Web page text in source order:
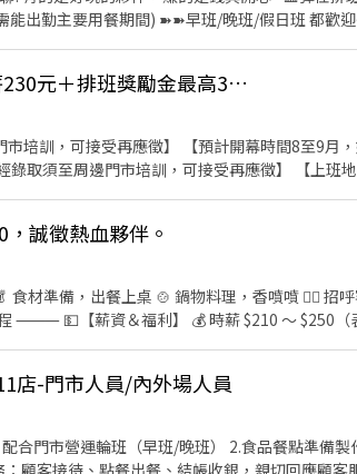
能出勤主要用餐期間) ➽➽早班/晚班/假日班 都歡
，時薪最高可達210元以上 。 4.無經驗可 🔺上班地點(以下我們
市信義區莊敬路182號 (捷運-世貿101站 2號出口 )
濟南門市 台北市中正區濟南路二段69號 (捷運-忠
投履歷，我
或有任何問題亦可來電 03-3603000 分機212 陳
【預計開幕 撈王 統一時代店】時薪230元＋排班獎勵金最高3,000元｜阿爾法
市培訓，可接受再應徵】 【預計開幕時間8至9月
，可接受再應徵】 【上班地點按居住地，以及主管面談協
13 家、下個月再衝 20 家！★★ ◎◎全力衝刺中
，喜歡與人互動，具備親切友善及貼心的人格特
為我們的夥伴！ 【薪資待遇】 時薪 230 元，穩穩
直接加碼 3,000 元！ 工作半年後，特休假也會
生 基本工作： 迎接客人、帶位、提供用餐服務
理客人意見與反應 5. 主管交辦事項 ◆ 內場－餐
鳥區備料協助（雞湯桑品牌） 協助出餐（需操作
食材叫貨 7. 主管交辦事項 【適合這樣的你】 ✔ 可
別時段】 早班（內外場）：10:00–15:00 晚班（
，確切上班時間由店主管安排 【應徵方式很簡
，誠徵熱血夥伴。
排
有連鎖餐飲、百貨美食街經驗加分加分！ ⸻ 🎯【上班地點】
店-門市人員/內外場人員
2.食品餐點準備製作：依照公司標準程序製作各項
、點餐出餐、結帳收銀，親切回應顧客服務需求。 4.管